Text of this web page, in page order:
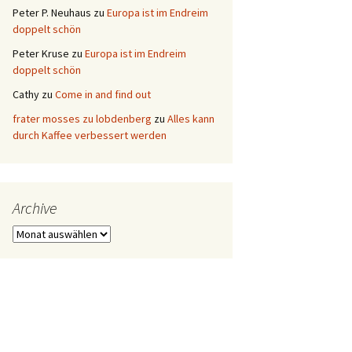
Peter P. Neuhaus zu Europa ist im Endreim
doppelt schön
Peter Kruse zu Europa ist im Endreim
doppelt schön
Cathy zu Come in and find out
frater mosses zu lobdenberg zu Alles kann
durch Kaffee verbessert werden
Archive
Archive